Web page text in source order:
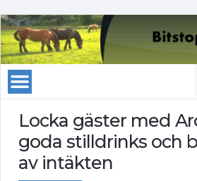
Locka gäster med
goda stilldrinks och
av intäkten